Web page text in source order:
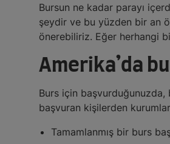
Bursun ne kadar parayı
şeydir ve bu yüzden bir an
önerebiliriz. Eğer herhangi
Amerika’da
Burs için
başvuran kişilerden
Tamamlanmış bir burs